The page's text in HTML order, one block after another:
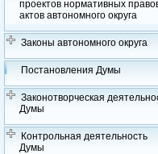
проектов нормативных
актов автономного округа
Законы автономного округа
Постановления Думы
Законотворческая
Думы
Контрольная деятельность
Думы